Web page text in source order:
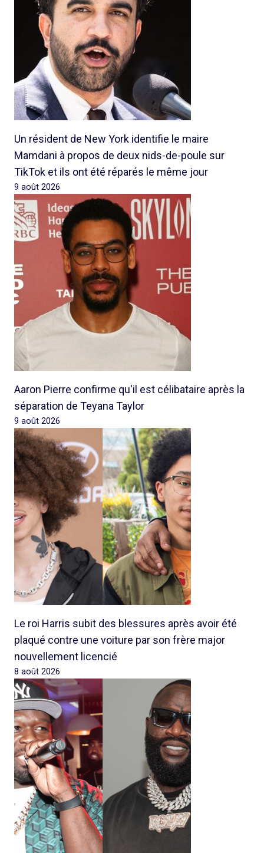
Un résident de New York identifie le maire
Mamdani à propos de deux nids-de-poule sur
TikTok et ils ont été réparés le même jour
9 août 2026
Aaron Pierre confirme qu'il est célibataire après la
séparation de Teyana Taylor
9 août 2026
Le roi Harris subit des blessures après avoir été
plaqué contre une voiture par son frère major
nouvellement licencié
8 août 2026